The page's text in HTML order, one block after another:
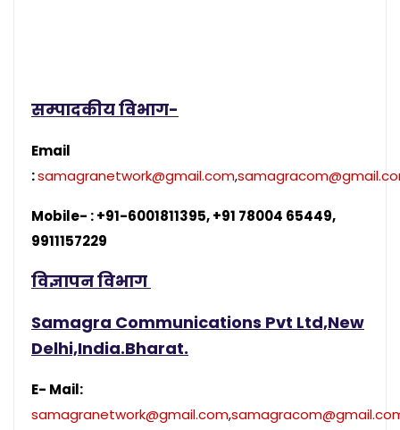
सम्पादकीय विभाग-
Email
:samagranetwork@gmail.com,
Mobile- : +91-6001811395, +91 78004 65449,
9911157229
विज्ञापन विभाग
Samagra Communications Pvt Ltd,New
Delhi,India.Bharat.
E- Mail:
samagranetwork@gmail.com,